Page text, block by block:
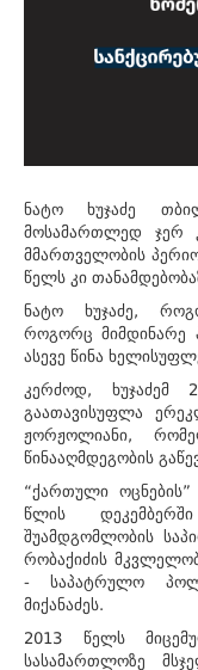
ნატო ხუჯაძე
მოსამართლედ ჯერ
მმართველობის
წელს კი
ნატო ხუჯაძე,
როგორც მიმდინარე
ასევე წინა
კერძოდ, ხუჯაძემ
გაათავისუფლა
ჟორჟოლიანი,
წინააღმდეგობის
“ქართული
წლის
შუამდგომლობის
რობაქიძის
- საპატრულო
მიქანაძეს.
2013 წელს
სასამართლოზე